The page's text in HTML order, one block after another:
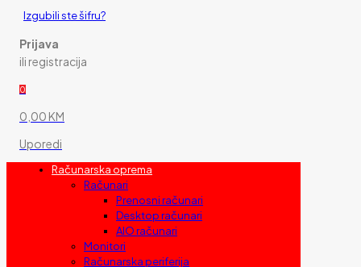
Izgubili ste šifru?
Prijava
ili registracija
0
0,00 KM
Uporedi
Računarska oprema
Računari
Prenosni računari
Desktop računari
AIO računari
Monitori
Računarska periferija